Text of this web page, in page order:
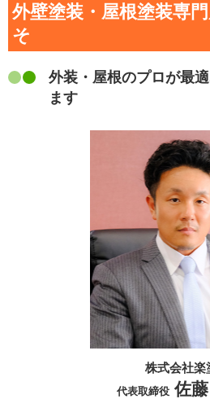
外壁塗装・屋根塗装専
そ
外装・屋根のプロが最
ます
株式会社楽
代表取締役佐藤